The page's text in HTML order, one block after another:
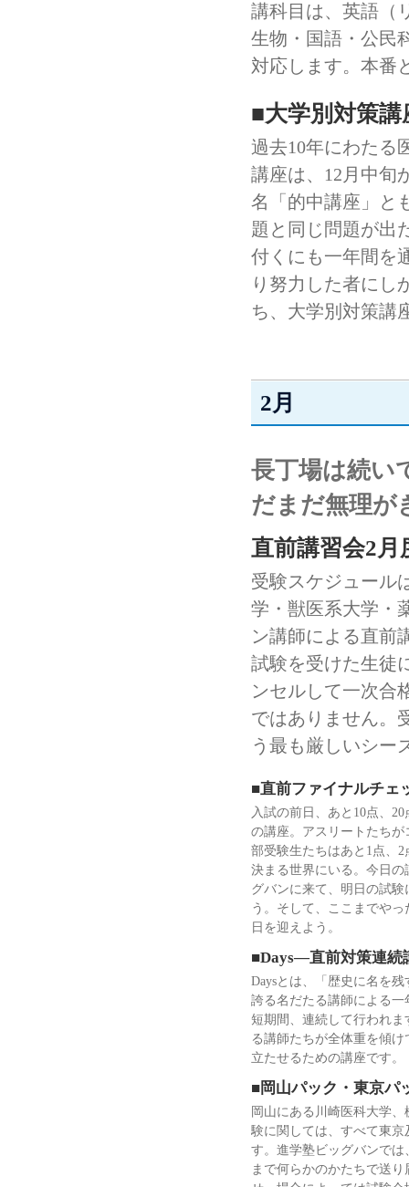
講科目は、英語（
生物・国語・公民
対応します。本番
■大学別対策講
過去10年にわたる
講座は、12月中旬
名「的中講座」と
題と同じ問題が出
付くにも一年間を
り努力した者にし
ち、大学別対策講
2月
長丁場は続い
だまだ無理が
直前講習会2月
受験スケジュール
学・獣医系大学・
ン講師による直前
試験を受けた生徒
ンセルして一次合
ではありません。
う最も厳しいシー
■直前ファイナルチェ
入試の前日、あと10点、
の講座。アスリートたち
部受験生たちはあと1点、
決まる世界にいる。今日
グバンに来て、明日の試
う。そして、ここまでや
日を迎えよう。
■Days—直前対策連
Daysとは、「歴史に名を
誇る名だたる講師による
短期間、連続して行われ
る講師たちが全体重を傾
立たせるための講座です。
■岡山パック・東京パ
岡山にある川崎医科大学
験に関しては、すべて東
す。進学塾ビッグバンで
まで何らかのかたちで送